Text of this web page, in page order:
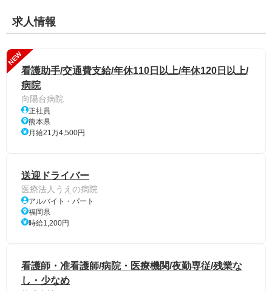
求人情報
NEW
看護助手/交通費支給/年休110日以上/年休120日以上/
病院
向陽台病院
正社員
熊本県
月給21万4,500円
送迎ドライバー
医療法人うえの病院
アルバイト・パート
福岡県
時給1,200円
看護師・准看護師/病院・医療機関/夜勤専従/残業な
し・少なめ